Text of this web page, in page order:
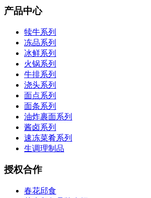
产品中心
犊牛系列
冻品系列
冰鲜系列
火锅系列
牛排系列
浇头系列
面点系列
面条系列
油炸裹面系列
酱卤系列
速冻菜肴系列
生调理制品
授权合作
春花邱食